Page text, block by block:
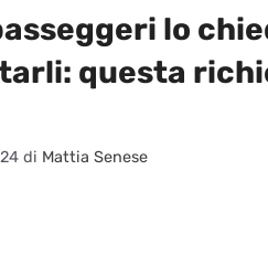
lo
questa
di Mattia Senese